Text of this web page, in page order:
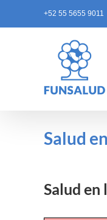
+52 55 5655 9011
Salud
Salud